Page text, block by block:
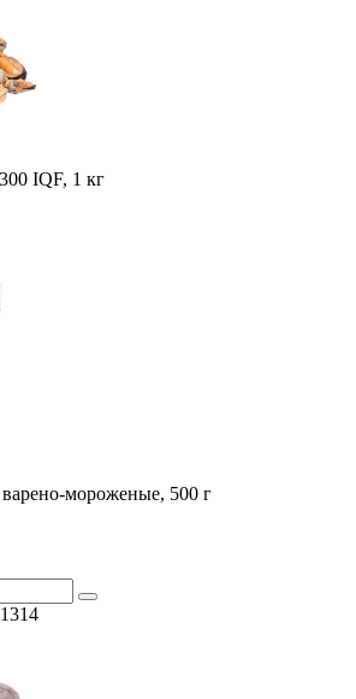
IQF, 1 кг
мороженые, 500 г